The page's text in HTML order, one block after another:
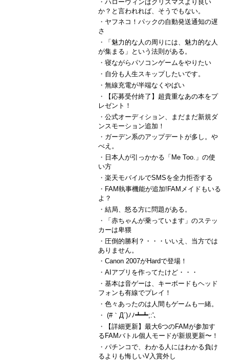
・ ハローウィンはクリスマスより良い
か？と言われれば、そうでもない。
・ ヤフネコ！パックの自動発送通知の遅
さ
・
「魅力的な人の周りには、魅力的な人
が集まる」という法則がある。
・ 寝ながらパソコンゲームをやりたい
・ 自分も人生スキップしたいです。
・ 無線充電が半端なくやばい
・
【応募受付終了】超貴重なあの本をプ
レゼント！
・ 公式オーディション、まだまだ新規ダ
ンスモーション追加！
・ ガーデン系のアップデートが多し。や
べえ。
・ 日本人が引っかかる「Me Too.」の使
い方
・ 楽天モバイルでSMSを全力拒否する
・ FAM執事機能が追加!FAMメイドもいる
よ？
・ 結局、怒る方に問題がある。
・
「赤ちゃんが乗っています」のステッ
カーは卑猥
・ 圧倒的勝利？・・・いいえ、当方では
ありません。
・ Canon 2007がHardで登場！
・ AIアプリを作ってたけど・・・
・ 基本は音ゲーは、キーボードもヘッド
フォンも有線でプレイ！
・ 色々あったのは人間もゲームも一緒。
・ (#｀Д´)ﾉﾉ┻┻;:'､
・
【詳細更新】最大6つのFAMが参加す
るFAMバトル個人モードが新規更新〜！
・ パチンコで、わかる人にはわかる負け
るよりも悔しいV入賞外し